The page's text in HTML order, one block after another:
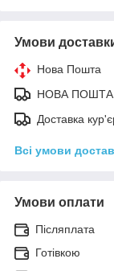
Умови
Нова Пошта
НОВА ПОШТА
Доставка
Всі умови
Умови оплати
Післяплата
Готівкою